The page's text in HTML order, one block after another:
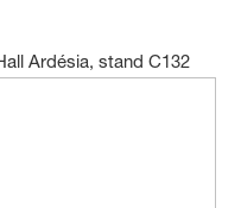
Ardésia, stand C132